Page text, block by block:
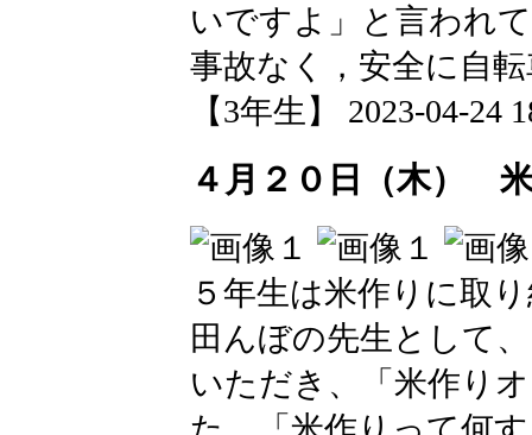
いですよ」と言われ
事故なく，安全に自
【3年生】 2023-04-24
４月２０日（木）
５年生は米作りに取
田んぼの先生として
いただき、「米作り